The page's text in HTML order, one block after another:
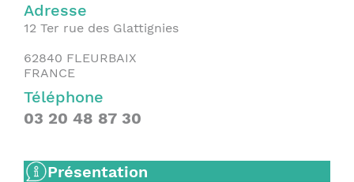
Adresse
12 Ter rue des Glattignies
62840 FLEURBAIX
FRANCE
Téléphone
03 20 48 87 30
Présentation